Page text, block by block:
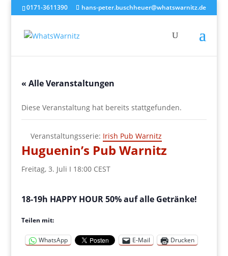
0171-3611390 hans-peter.buschheuer@whatswarnitz.de
« Alle Veranstaltungen
Diese Veranstaltung hat bereits stattgefunden.
Veranstaltungsserie: Irish Pub Warnitz
Huguenin’s Pub Warnitz
Freitag, 3. Juli I 18:00 CEST
18-19h HAPPY HOUR 50% auf alle Getränke!
Teilen mit:
WhatsApp E-Mail Drucken